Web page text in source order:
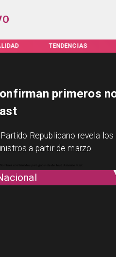
TENDENCIAS
primeros
Partido Republicano revela
a partir de marzo.